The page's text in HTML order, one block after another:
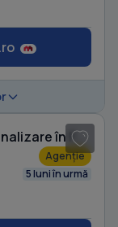
Casă individuală cu 5 camere cu Canalizare în Fundeni
Agenție
5 luni în urmă